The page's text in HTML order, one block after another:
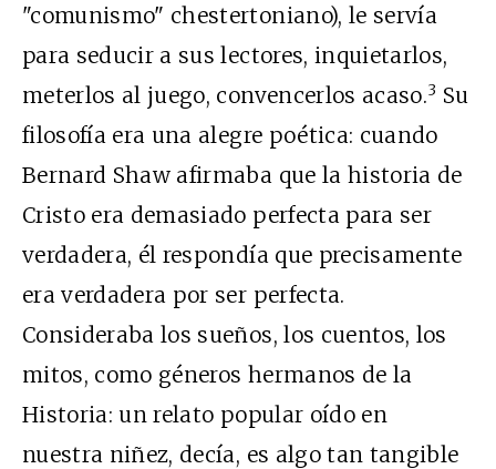
"comunismo" chestertoniano), le servía
para seducir a sus lectores, inquietarlos,
meterlos al juego, convencerlos acaso.3 Su
filosofía era una alegre poética: cuando
Bernard Shaw afirmaba que la historia de
Cristo era demasiado perfecta para ser
verdadera, él respondía que precisamente
era verdadera por ser perfecta.
Consideraba los sueños, los cuentos, los
mitos, como géneros hermanos de la
Historia: un relato popular oído en
nuestra niñez, decía, es algo tan tangible